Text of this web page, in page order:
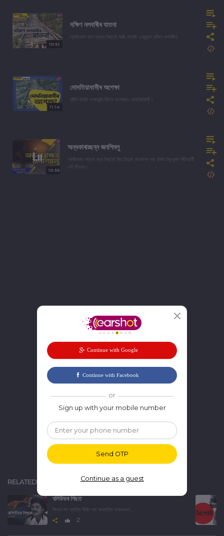
or
Sign up with your mobile number
Send OTP
Continue as a guest
10:51
দক্ষিণ নলবাৰীৰ যাতনা
স্বাধীনতাৰ সাত দশকৰ পিছতো সাঙী ভাৰেই এম্বুলেন্স দক্ষিণ নলবাৰীত
11:14
দোদতিয়াবাসীৰ অপেক্ষা
সুদীৰ্ঘ সাতটা দশকজুৰি কিহৰ অপেক্ষাত দোদতিয়াবাসী।
10:55
অন্ধকাৰাচ্ছন্ন জনশিমলু
স্বাধীনতাৰ সত্তৰ বছৰ পিছতো কিয় বিদ্যুৎ সংযোগৰ পৰা বঞ্চিত দিছপুৰৰ সমীপৱৰ্তী
এই গাঁওখন।
RELATED
বলিউডৰ পিছত
2